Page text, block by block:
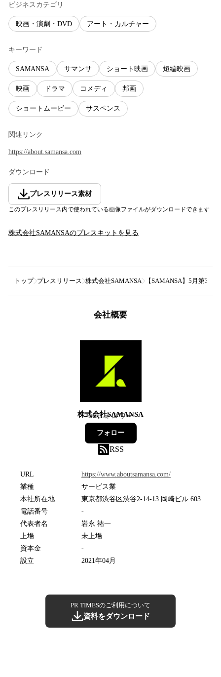
ビジネスカテゴリ
映画・演劇・DVD アート・カルチャー
キーワード
SAMANSA サマンサ ショート映画 短編映画
映画 ドラマ コメディ 邦画
ショートムービー サスペンス
関連リンク
https://about.samansa.com
ダウンロード
プレスリリース素材
このプレスリリース内で使われている画像ファイルがダウンロードできます
株式会社SAMANSAのプレスキットを見る
トップ プレスリリース 株式会社SAMANSA 【SAMANSA】5月第3
会社概要
株式会社SAMANSA
26フォロワー
フォロー
RSS
URL
https://www.aboutsamansa.com/
業種
サービス業
本社所在地
東京都渋谷区渋谷2-14-13 岡崎ビル 603
電話番号
-
代表者名
岩永 祐一
上場
未上場
資本金
-
設立
2021年04月
PR TIMESのご利用について
資料をダウンロード